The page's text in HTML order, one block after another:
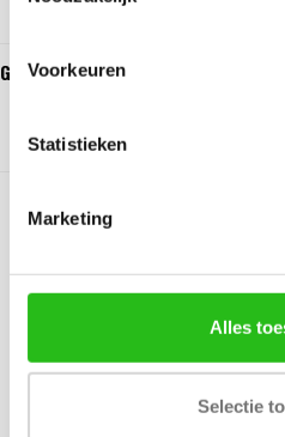
Voorkeuren
Statistieken
Marketing
Alles
Selectie
Gerelateerde glaskunst
Schrijf je in voor
Blijf up-to-date en